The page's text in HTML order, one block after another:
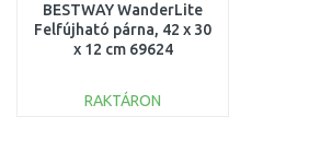
BESTWAY WanderLite
Felfújható párna, 42 x 30
x 12 cm 69624
RAKTÁRON